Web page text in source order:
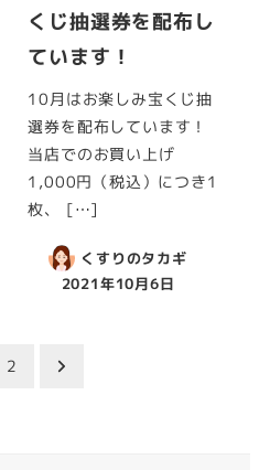
くじ抽選券を配布し
ています！
10月はお楽しみ宝くじ抽
選券を配布しています！
当店でのお買い上げ
1,000円（税込）につき1
枚、 […]
くすりのタカギ
2021年10月6日
2